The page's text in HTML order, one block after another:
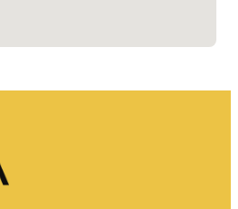
စီရန် ညွှန်ကြားချက်များ